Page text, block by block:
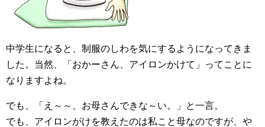
中学生になると、制服のしわを気にするようになってきま
した。当然、「おかーさん、アイロンかけて」ってことに
なりますよね。
でも、「え～～、お母さんできな～い。」と一言。
でも、アイロンがけを教えたのは私こと母なのですが、や